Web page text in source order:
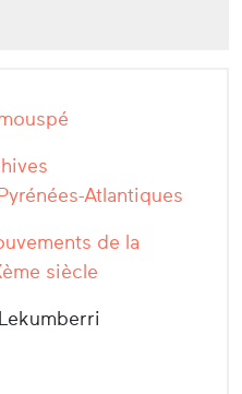
Atlantiques
de la
siècle